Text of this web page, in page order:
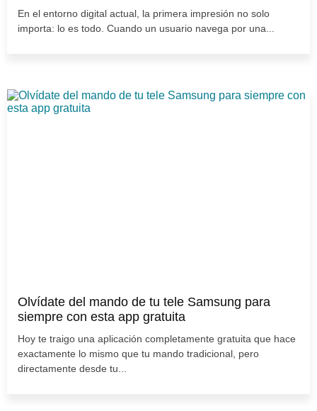
En el entorno digital actual, la primera impresión no solo
importa: lo es todo. Cuando un usuario navega por una...
Olvídate del mando de tu tele Samsung para
siempre con esta app gratuita
Hoy te traigo una aplicación completamente gratuita que hace
exactamente lo mismo que tu mando tradicional, pero
directamente desde tu...